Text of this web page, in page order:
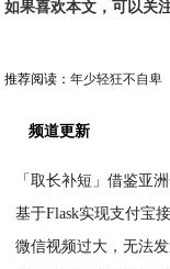
如果喜欢本文，可以关
推荐阅读：年少轻狂不自卑
频道更新
「取长补短」借鉴亚
基于Flask实现支付宝
微信视频过大，无法